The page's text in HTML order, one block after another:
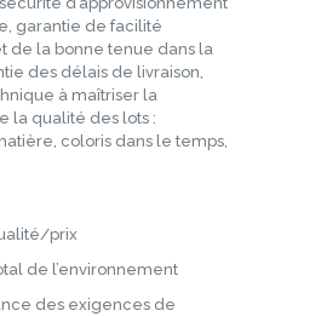
garantie de facilité
de la bonne tenue dans la
des délais de livraison,
à maîtriser la
la qualité des lots :
coloris dans le temps,
prix
de l’environnement
des exigences de